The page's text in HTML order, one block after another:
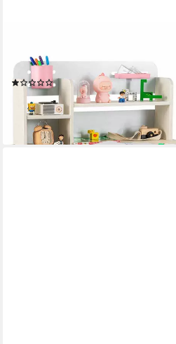
Jahren
(1)
248,99 € UVP290,99 €
-14%
lieferbar - in 3-4 Werktagen bei dir